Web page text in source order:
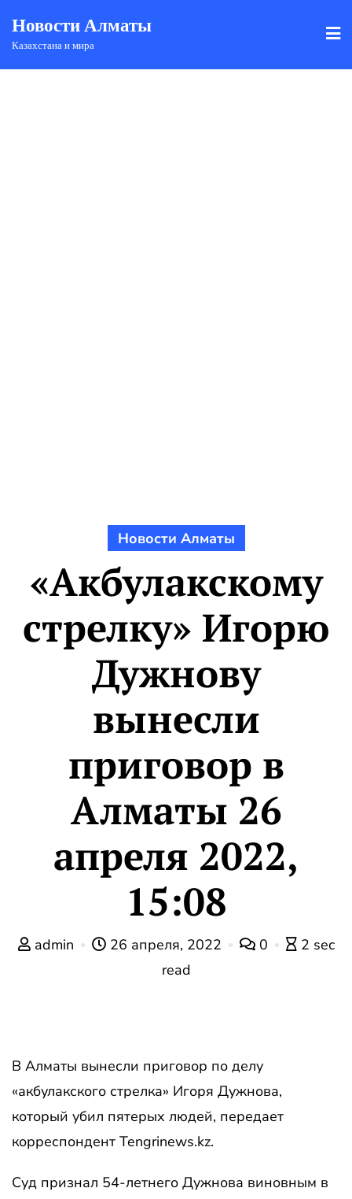
Новости Алматы
Казахстана и мира
Новости Алматы
«Акбулакскому
стрелку» Игорю
Дужнову
вынесли
приговор в
Алматы 26
апреля 2022,
15:08
admin 26 апреля, 2022 0
2 sec
read
В Алматы вынесли приговор по делу
«акбулакского стрелка» Игоря Дужнова,
который убил пятерых людей, передает
корреспондент Tengrinews.kz.
Суд признал 54-летнего Дужнова виновным в